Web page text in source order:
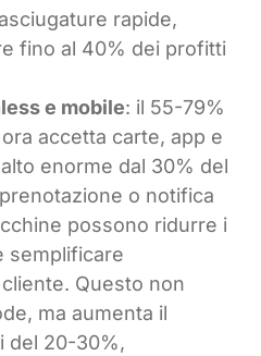
rapide,
fino al 40% dei profitti
e mobile: il 55-79%
accetta carte, app e
enorme dal 30% del
o notifica
possono ridurre i
semplificare
Questo non
ma aumenta il
del 20-30%,